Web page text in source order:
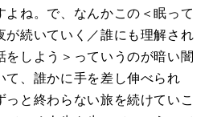
よね。で、なんかこの＜眠って
が続いていく／誰にも理解され
をしよう＞っていうのが暗い闇
て、誰かに手を差し伸べられ
っと終わらない旅を続けていこ